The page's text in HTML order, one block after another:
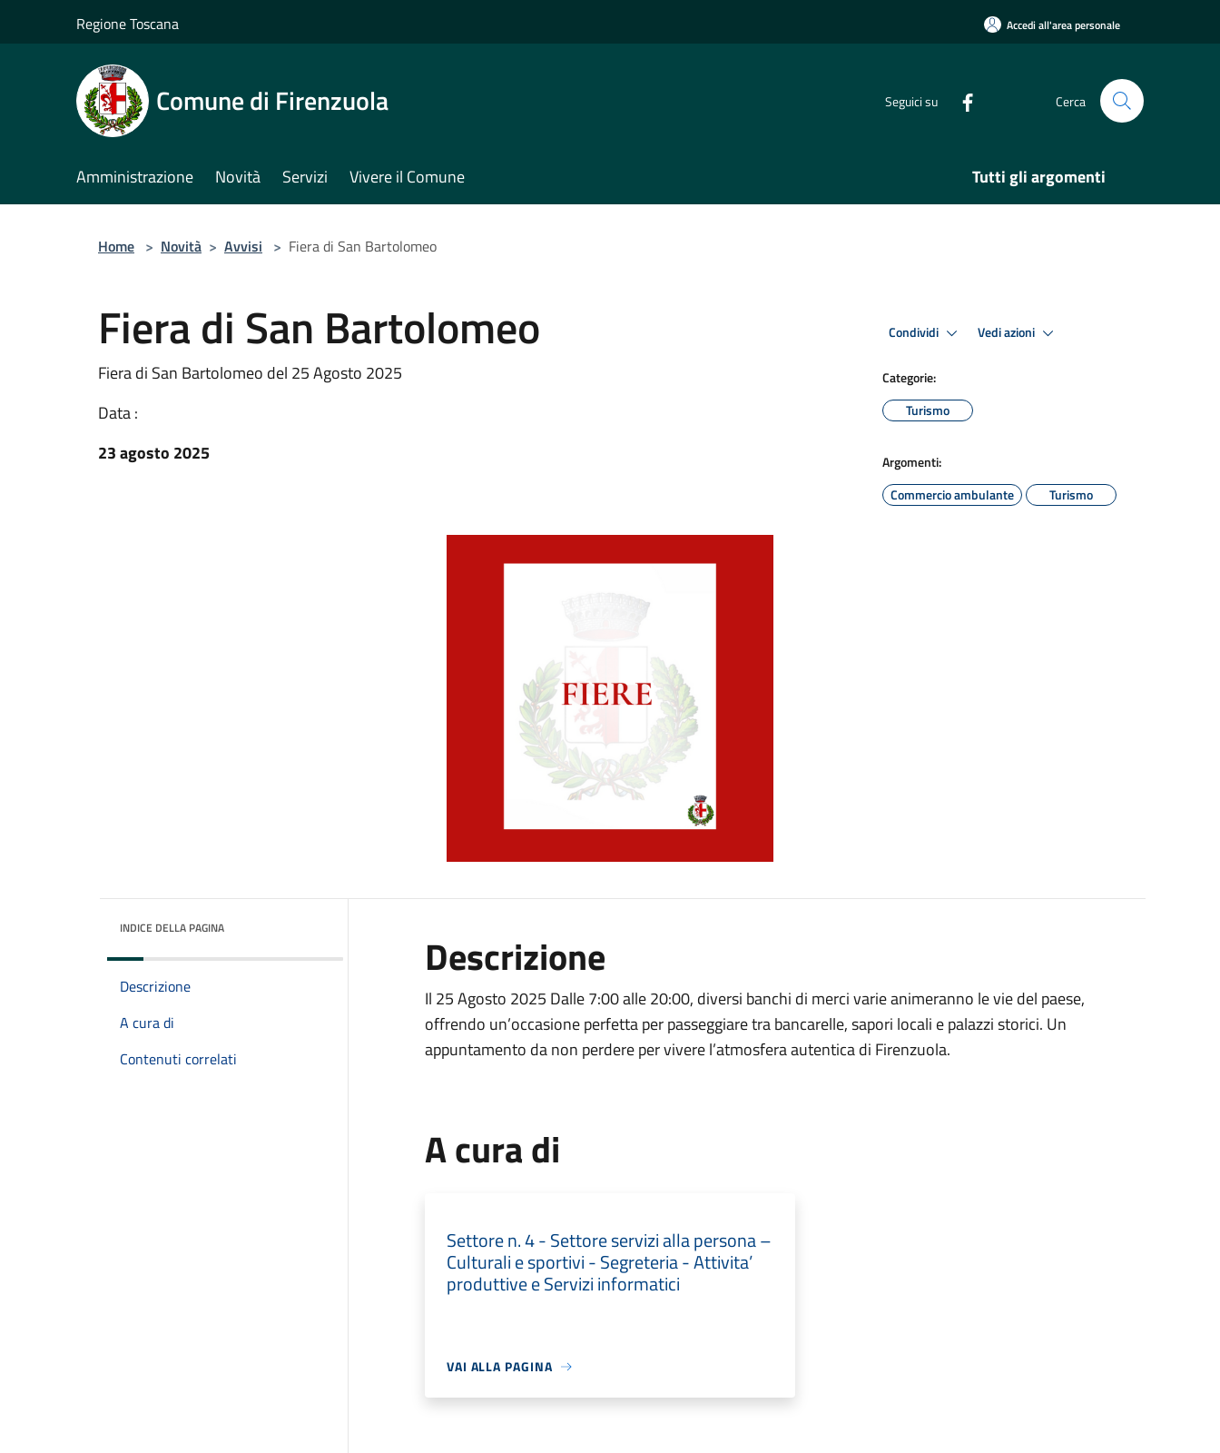
Regione Toscana Accedi all'area personale
Comune di Firenzuola Seguici su Cerca
Amministrazione Novità Servizi Vivere il Comune Tutti gli argomenti
Home > Novità > Avvisi > Fiera di San Bartolomeo
Fiera di San Bartolomeo
Fiera di San Bartolomeo del 25 Agosto 2025
Data :
23 agosto 2025
Condividi Vedi azioni
Categorie:
Turismo
Argomenti:
Commercio ambulante
Turismo
INDICE DELLA PAGINA
Descrizione
A cura di
Contenuti correlati
Descrizione
Il 25 Agosto 2025 Dalle 7:00 alle 20:00, diversi banchi di merci varie animeranno le vie del paese,
offrendo un’occasione perfetta per passeggiare tra bancarelle, sapori locali e palazzi storici. Un
appuntamento da non perdere per vivere l’atmosfera autentica di Firenzuola.
A cura di
Settore n. 4 - Settore servizi alla persona –
Culturali e sportivi - Segreteria - Attivita’
produttive e Servizi informatici
VAI ALLA PAGINA